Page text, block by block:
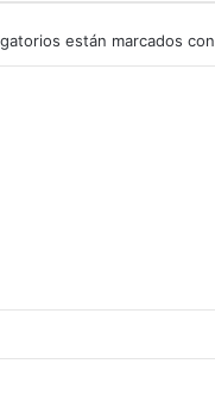
están marcados con